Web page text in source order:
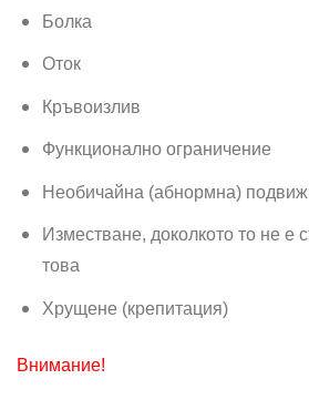
Болка
Оток
Кръвоизлив
Функционално ограничение
Необичайна (абнормна)
Изместване, доколкото то не е
това
Хрущене (крепитация)
Внимание!